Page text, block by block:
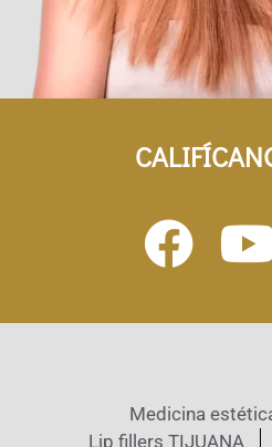
Medicina
Lip fillers TIJUANA